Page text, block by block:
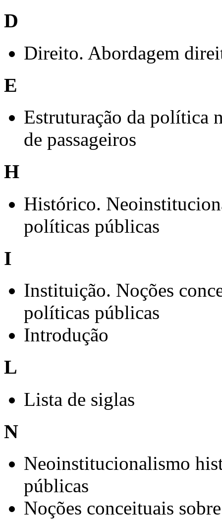
D
Direito. Abordagem
E
Estruturação da política
de passageiros
H
Histórico.
políticas públicas
I
Instituição. Noções
políticas públicas
Introdução
L
Lista de siglas
N
Neoinstitucionalismo
públicas
Noções conceituais